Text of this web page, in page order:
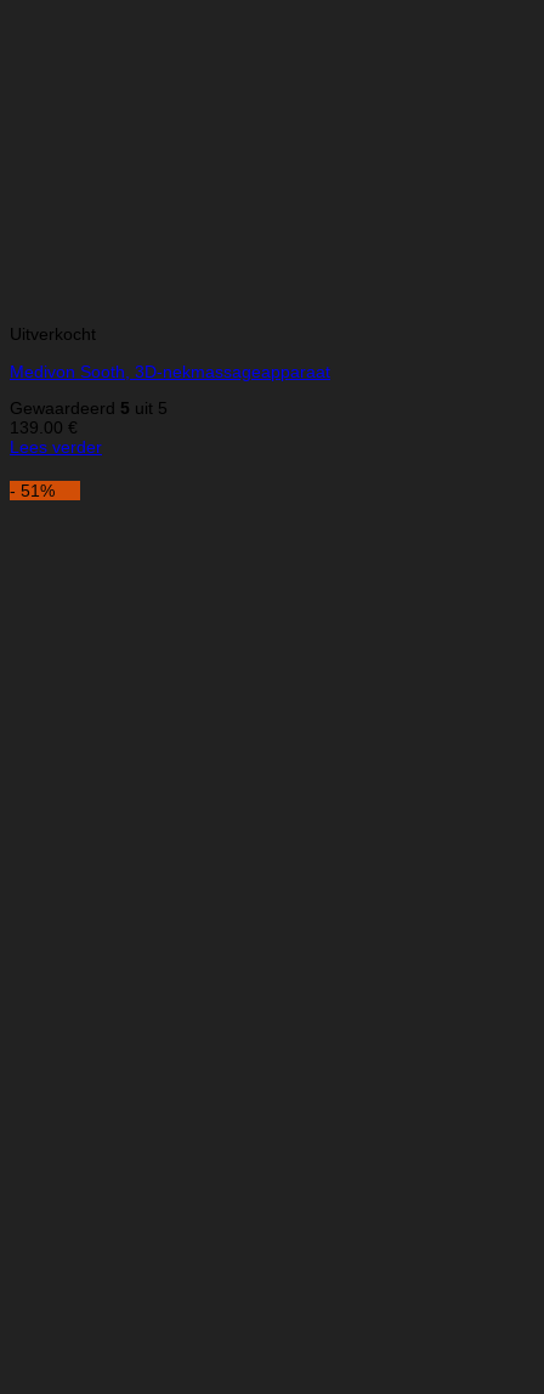
Uitverkocht
Medivon Sooth, 3D-nekmassageapparaat
Gewaardeerd 5 uit 5
139.00 €
Lees verder
- 51%